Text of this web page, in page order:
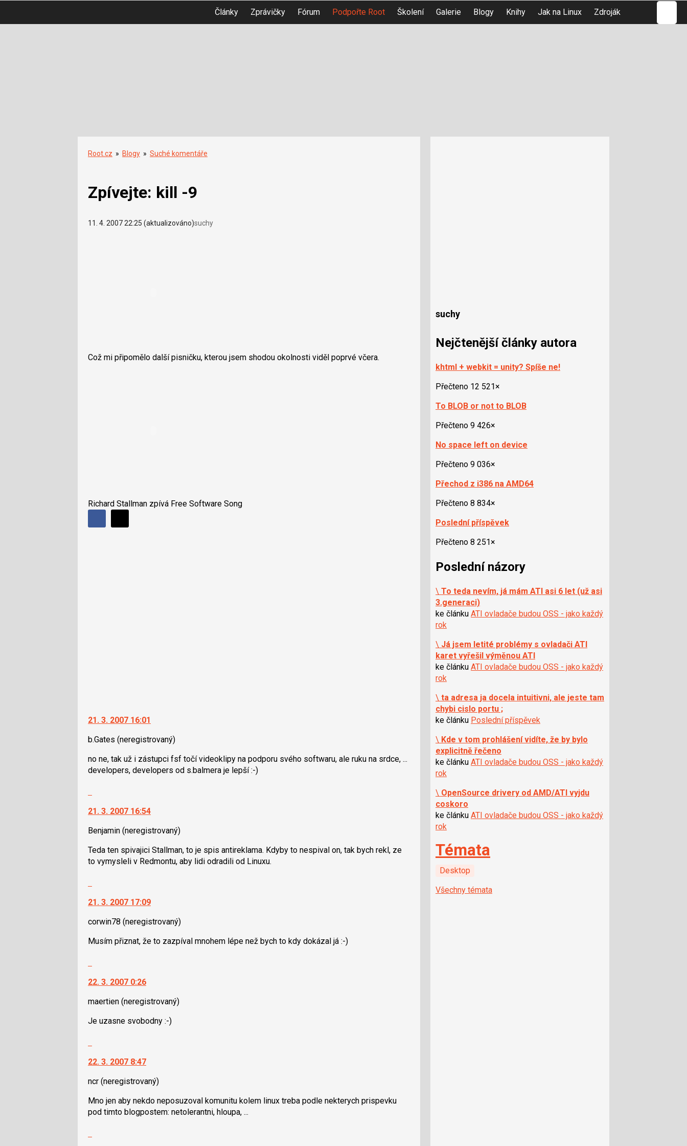
Články Zprávičky Fórum Podpořte Root Školení Galerie Blogy Knihy Jak na Linux Zdroják
Root.cz » Blogy » Suché komentáře
Zpívejte: kill -9
11. 4. 2007 22:25 (aktualizováno)suchy
Což mi připomělo další pisničku, kterou jsem shodou okolnosti viděl poprvé včera.
Richard Stallman zpívá Free Software Song
Sdílejte
21. 3. 2007 16:01
b.Gates (neregistrovaný)
no ne, tak už i zástupci fsf točí videoklipy na podporu svého softwaru, ale ruku na srdce, ...
developers, developers od s.balmera je lepší :-)
další
názor.
navigaci
lze
klávesy
pro
a
předchozí
názor
21. 3. 2007 16:54
Benjamin (neregistrovaný)
Teda ten spivajici Stallman, to je spis antireklama. Kdyby to nespival on, tak bych rekl, ze
to vymysleli v Redmontu, aby lidi odradili od Linuxu.
další
názor.
K
navigaci
i
N
následující
pro
nový
21. 3. 2007 17:09
corwin78 (neregistrovaný)
Musím přiznat, že to zazpíval mnohem lépe než bych to kdy dokázal já :-)
další
názor.
i
N
následující
a
22. 3. 2007 0:26
maertien (neregistrovaný)
Je uzasne svobodny :-)
další
názor.
K
navigaci
22. 3. 2007 8:47
ncr (neregistrovaný)
Mno jen aby nekdo neposuzoval komunitu kolem linux treba podle nekterych prispevku
pod timto blogpostem: netolerantni, hloupa, ...
suchy
Nejčtenější články autora
khtml + webkit = unity? Spíše ne!
Přečteno 12 521×
To BLOB or not to BLOB
Přečteno 9 426×
No space left on device
Přečteno 9 036×
Přechod z i386 na AMD64
Přečteno 8 834×
Poslední příspěvek
Přečteno 8 251×
Poslední názory
\ To teda nevím, já mám ATI asi 6 let (už asi
3.generaci)
ke článku ATI ovladače budou OSS - jako každý
rok
\ Já jsem letité problémy s ovladači ATI
karet vyřešil výměnou ATI
ke článku ATI ovladače budou OSS - jako každý
rok
\ ta adresa ja docela intuitivni, ale jeste tam
chybi cislo portu ;
ke článku Poslední příspěvek
\ Kde v tom prohlášení vidíte, že by bylo
explicitně řečeno
ke článku ATI ovladače budou OSS - jako každý
rok
\ OpenSource drivery od AMD/ATI vyjdu
coskoro
ke článku ATI ovladače budou OSS - jako každý
rok
Témata
Desktop
Všechny témata